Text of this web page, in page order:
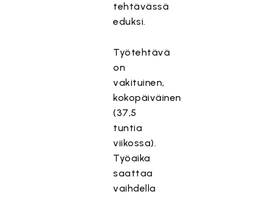
tehtävässä
eduksi.
Työtehtävä
on
vakituinen,
kokopäiväinen
(37,5
tuntia
viikossa).
Työaika
saattaa
vaihdella